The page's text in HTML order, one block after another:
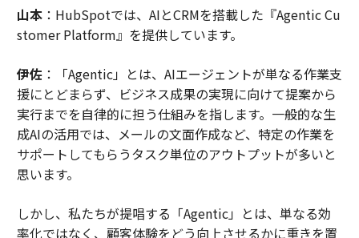
山本：HubSpotでは、AIとCRMを搭載した『Agentic Cu
stomer Platform』を提供しています。
伊佐：「Agentic」とは、AIエージェントが単なる作業支
援にとどまらず、ビジネス成果の実現に向けて提案から
実行までを自律的に担う仕組みを指します。一般的な生
成AIの活用では、メールの文面作成など、特定の作業を
サポートしてもらうタスク単位のアウトプットが多いと
思います。
しかし、私たちが提唱する「Agentic」とは、単なる効
率化ではなく、顧客体験をどう向上させるかに重きを置